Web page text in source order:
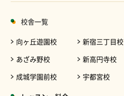
校舎一覧
向ヶ丘遊園校
あざみ野校
成城学園前校
新宿三丁目校
新高円寺校
宇都宮校